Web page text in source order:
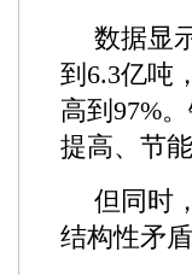
数据显
到6.3亿吨
高到97%
提高、节
但同时
结构性矛